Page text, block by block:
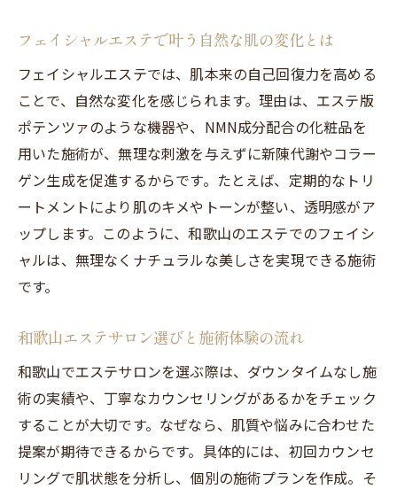
エステで叶えるナチュラルな肌質アップ術
自然な仕上がりに定評ある和歌山エステ事
情
フェイシャルエステで失敗しない選び方の
コツ
ダウンタイムなし施術で安心の美肌サポー
ト
敏感肌にも優しいエステフェイシャルの特
徴
ダウンタイム不要のエステ施術が注目される理
エステ施術が注目されるダウンタイム不要
の理由
忙しい方に選ばれるエステの即効美肌効果
和歌山エステの時短施術は働く女性に最適
フェイシャルエステで叶う自然な肌の変化とは
フェイシャルエステでは、肌本来の自己回復力を高める
ことで、自然な変化を感じられます。理由は、エステ版
ポテンツァのような機器や、NMN成分配合の化粧品を
用いた施術が、無理な刺激を与えずに新陳代謝やコラー
ゲン生成を促進するからです。たとえば、定期的なトリ
ートメントにより肌のキメやトーンが整い、透明感がア
ップします。このように、和歌山のエステでのフェイシ
ャルは、無理なくナチュラルな美しさを実現できる施術
です。
和歌山エステサロン選びと施術体験の流れ
和歌山でエステサロンを選ぶ際は、ダウンタイムなし施
術の実績や、丁寧なカウンセリングがあるかをチェック
することが大切です。なぜなら、肌質や悩みに合わせた
提案が期待できるからです。具体的には、初回カウンセ
リングで肌状態を分析し、個別の施術プランを作成。そ